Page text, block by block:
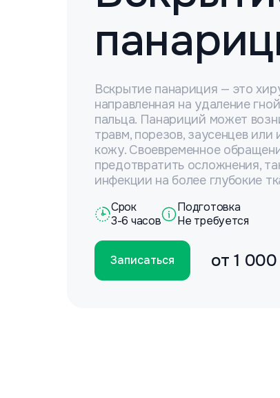
Вскрытие панариция — это
направленная на удаление
пальца. Панариций может
травм, порезов, заусенцев
кожу. Своевременное
предотвратить осложнения,
инфекции на более глубокие
Срок
3-6 часов
Подготовка
Не требуется
Записаться от 1